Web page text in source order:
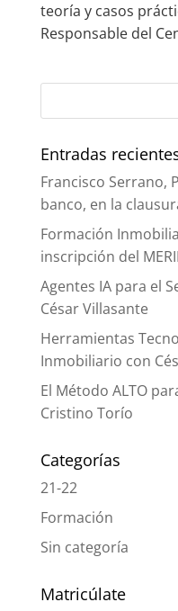
teoría y casos
Responsable del
Entradas
Francisco Serrano,
banco, en la
Formación
inscripción del
Agentes IA para el
César Villasante
Herramientas
Inmobiliario con
El Método ALTO
Cristino Torío
Categorías
21-22
Formación
Sin categoría
Matricúlate